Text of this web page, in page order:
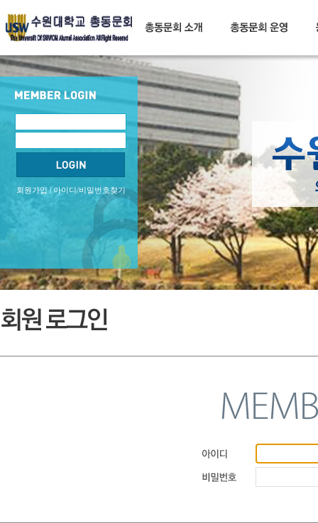
회원가입| 아이디/비밀번호찾기